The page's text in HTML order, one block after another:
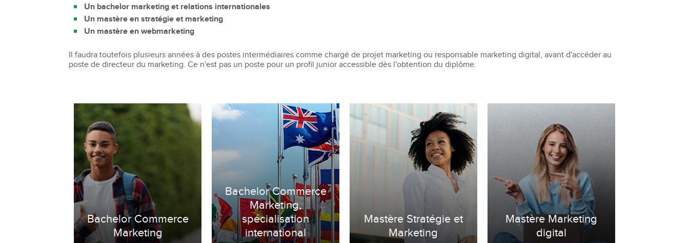
Un bachelor marketing et relations internationales
Un mastère en stratégie et marketing
Un mastère en webmarketing
Il faudra toutefois plusieurs années à des postes intermédiaires comme chargé de projet marketing ou responsable marketing digital, avant d'accéder au
poste de directeur du marketing. Ce n'est pas un poste pour un profil junior accessible dès l'obtention du diplôme.
Bachelor Commerce
Marketing
Bachelor Commerce
Marketing,
spécialisation
international
Mastère Stratégie et
Marketing
Mastère Marketing
digital